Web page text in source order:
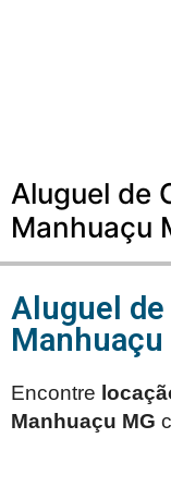
Aluguel de
Manhuaçu
Aluguel de
Manhuaçu
Encontre
Manhuaçu MG